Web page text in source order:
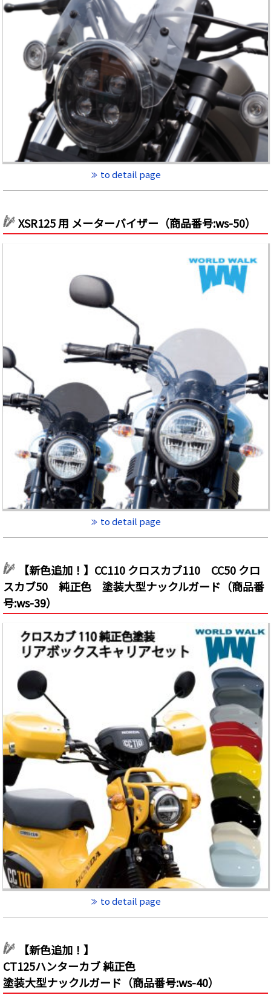
to detail page
XSR125 用 メーターバイザー（商品番号:ws-50）
to detail page
【新色追加！】CC110 クロスカブ110 CC50 クロ
スカブ50 純正色 塗装大型ナックルガード（商品番
号:ws-39）
to detail page
【新色追加！】
CT125ハンターカブ 純正色
塗装大型ナックルガード（商品番号:ws-40）